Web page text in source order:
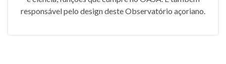
responsável pelo design deste Observatório açoriano.